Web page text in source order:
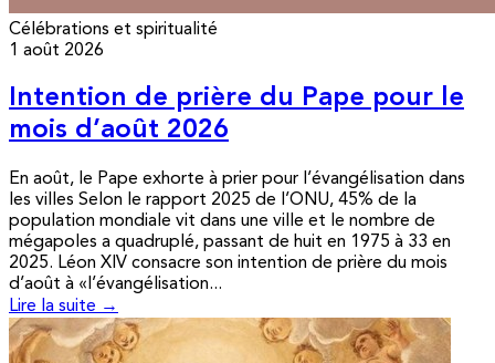
Célébrations et spiritualité
1 août 2026
Intention de prière du Pape pour le
mois d’août 2026
En août, le Pape exhorte à prier pour l’évangélisation dans
les villes Selon le rapport 2025 de l’ONU, 45% de la
population mondiale vit dans une ville et le nombre de
mégapoles a quadruplé, passant de huit en 1975 à 33 en
2025. Léon XIV consacre son intention de prière du mois
d’août à «l’évangélisation...
Lire la suite →